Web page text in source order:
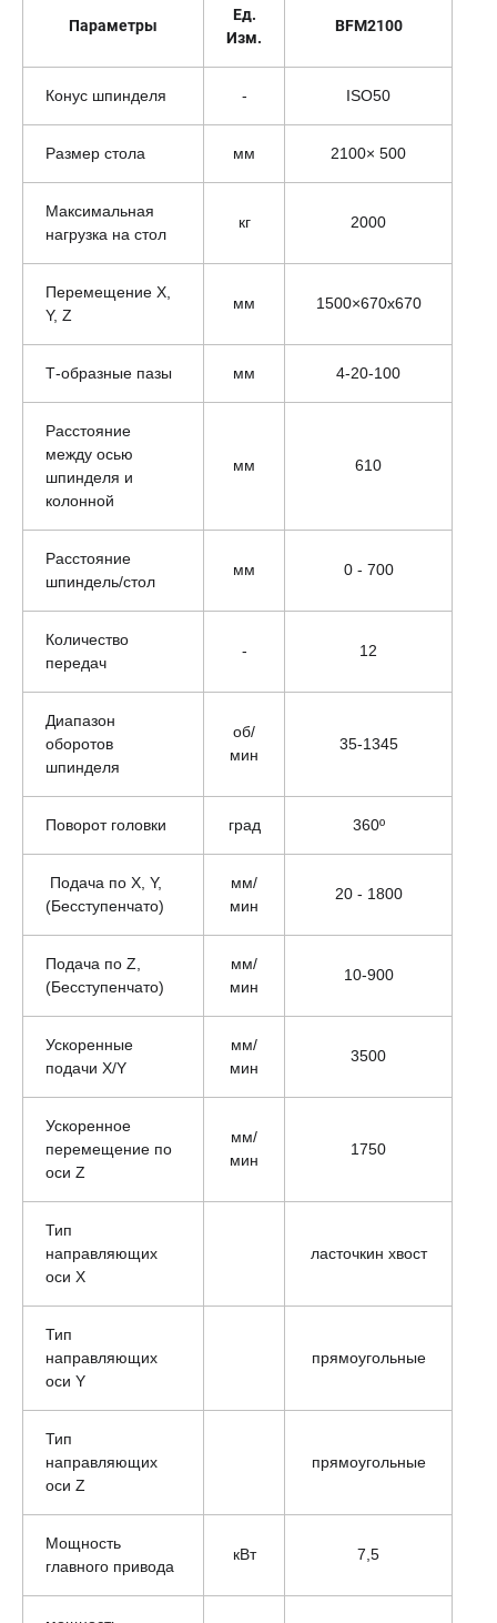
Параметры
Ед.
Изм.
BFM2100
Конус шпинделя - ISO50
Размер стола мм 2100× 500
Максимальная
нагрузка на стол
кг 2000
Перемещение X,
Y, Z
мм 1500×670x670
Т-образные пазы мм 4-20-100
Расстояние
между осью
шпинделя и
колонной
мм 610
Расстояние
шпиндель/стол
мм 0 - 700
Количество
передач
- 12
Диапазон
оборотов
шпинделя
об/
мин
35-1345
Поворот головки град 360º
Подача по X, Y,
(Бесступенчато)
мм/
мин
20 - 1800
Подача по Z,
(Бесступенчато)
мм/
мин
10-900
Ускоренные
подачи X/Y
мм/
мин
3500
Ускоренное
перемещение по
оси Z
мм/
мин
1750
Тип
направляющих
оси Х
ласточкин хвост
Тип
направляющих
оси Y
прямоугольные
Тип
направляющих
оси Z
прямоугольные
Мощность
главного привода
кВт 7,5